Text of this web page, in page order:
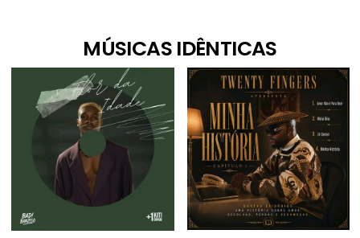
MÚSICAS IDÊNTICAS